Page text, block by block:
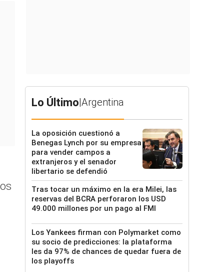
Lo Último|Argentina
La oposición cuestionó a
Benegas Lynch por su empresa
para vender campos a
extranjeros y el senador
libertario se defendió
Tras tocar un máximo en la era Milei, las
reservas del BCRA perforaron los USD
49.000 millones por un pago al FMI
Los Yankees firman con Polymarket como
su socio de predicciones: la plataforma
les da 97% de chances de quedar fuera de
los playoffs